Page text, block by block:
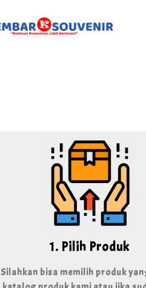
1. Pilih Produk
Silahkan bisa memilih produk